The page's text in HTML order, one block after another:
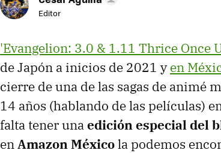
Editor
'Evangelion: 3.0 & 1.11 Thrice Once
de Japón a inicios de 2021 yen
cierre de una de las sagas de animé
14 años (hablando de las películas)
falta tener unaedición especial del
enAmazon Méxicola podemos